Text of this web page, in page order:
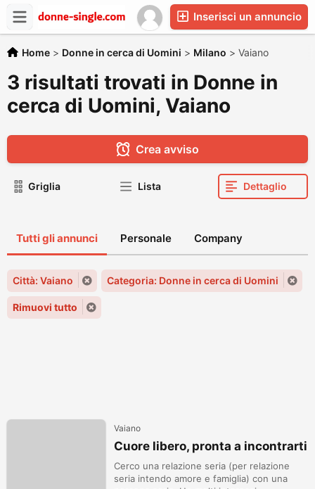
Inserisci un annuncio
Home > Donne in cerca di Uomini > Milano > Vaiano
3 risultati trovati in Donne in
cerca di Uomini, Vaiano
Crea avviso
Griglia Lista Dettaglio
Tutti gli annunci Personale Company
Città: Vaiano Categoria: Donne in cerca di Uomini
Rimuovi tutto
Vaiano
Cuore libero, pronta a incontrarti
Cerco una relazione seria (per relazione
seria intendo amore e famiglia) con una